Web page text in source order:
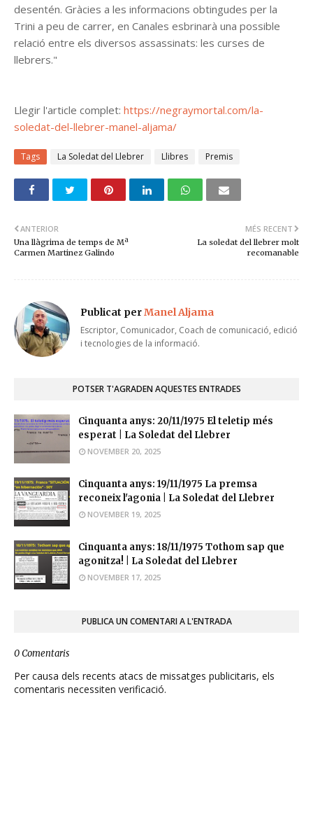
desentén. Gràcies a les informacions obtingudes per la
Trini a peu de carrer, en Canales esbrinarà una possible
relació entre els diversos assassinats: les curses de
llebrers."
Llegir l'article complet: https://negraymortal.com/la-
soledat-del-llebrer-manel-aljama/
Tags La Soledat del Llebrer Llibres Premis
MÉS RECENT
La soledat del llebrer molt
recomanable
ANTERIOR
Una llàgrima de temps de Mª
Carmen Martinez Galindo
Publicat perManel Aljama
Escriptor, Comunicador, Coach de comunicació, edició
i tecnologies de la informació.
POTSER T'AGRADEN AQUESTES ENTRADES
Cinquanta anys: 20/11/1975 El teletip més
esperat | La Soledat del Llebrer
NOVEMBER 20, 2025
Cinquanta anys: 19/11/1975 La premsa
reconeix l'agonia | La Soledat del Llebrer
NOVEMBER 19, 2025
Cinquanta anys: 18/11/1975 Tothom sap que
agonitza! | La Soledat del Llebrer
NOVEMBER 17, 2025
PUBLICA UN COMENTARI A L'ENTRADA
0 Comentaris
Per causa dels recents atacs de missatges publicitaris, els
comentaris necessiten verificació.